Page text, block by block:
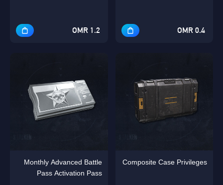
0.4 OMR
1.2 OMR
Composite Case Privileges
Monthly Advanced Battle
Pass Activation Pass